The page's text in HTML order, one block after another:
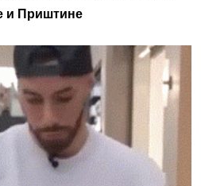
и Приштине